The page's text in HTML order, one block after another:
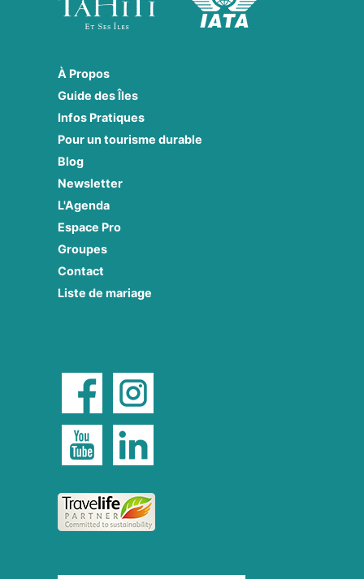
À Propos
Guide des Îles
Infos Pratiques
Pour un tourisme durable
Blog
Newsletter
L'Agenda
Espace Pro
Groupes
Contact
Liste de mariage